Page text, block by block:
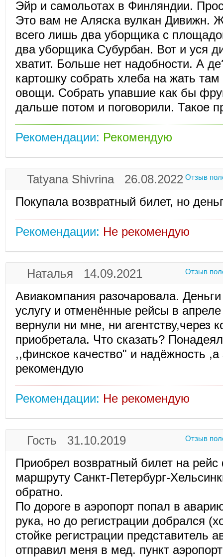
Эйр и самольотах в Финляндии.
Это вам не Аляска вулкан Дивижн.
всего лишь два уборщика с
два уборщика Субурбан. Вот и уся
хватит. Больше нет надобности. А
картошку собрать хлеба на жать
овощи. Собрать упавшие как бы
дальше потом и поговорили. Такое
Рекомендации: Рекомендую
Tatyana Shivrina 26.08.2022 Отзыв
Покупала возвратный билет, но
Рекомендации: Не рекомендую
Наталья 14.09.2021 Отзыв
Авиакомпания разочаровала.
услугу и отменённые рейсы в
вернули ни мне, ни агентству,через
приобретала. Что сказать?
,,финское качество" и надёжность
рекомендую
Рекомендации: Не рекомендую
Гость 31.10.2019 Отзыв
Приобрел возвратный билет на
маршруту Санкт-Петербург-
обратно.
По дороге в аэропорт попал в
рука, но до регистрации добрался
стойке регистрации представитель
отправил меня в мед. пункт